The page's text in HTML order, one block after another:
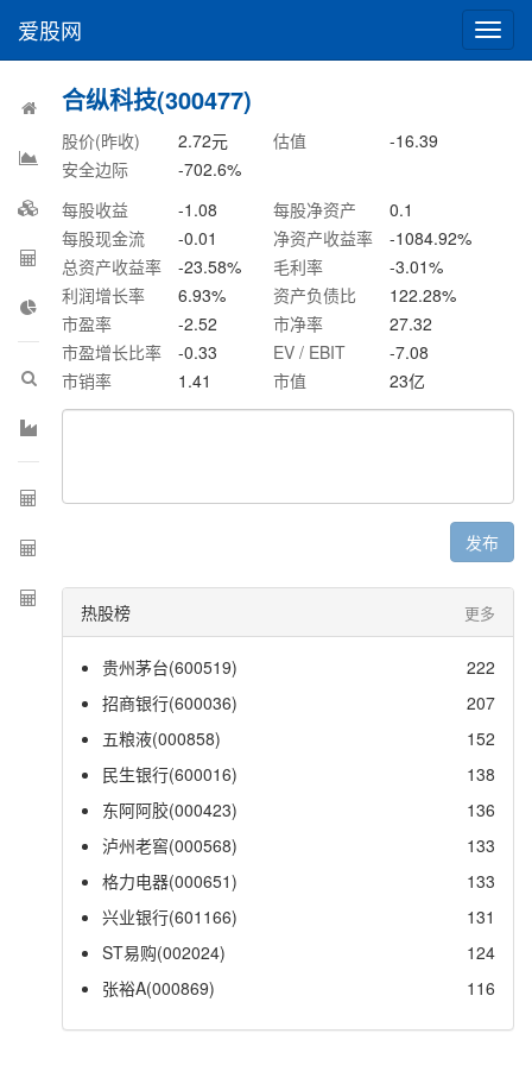
切
换
爱股网
合纵科技(300477)
股价(昨收) 2.72元 估值
-16.39
安全边际
-702.6%
每股收益
-1.08 每股净资产
0.1
每股现金流
-0.01 净资产收益率 -1084.92%
总资产收益率
-23.58% 毛利率 -3.01%
利润增长率
6.93% 资产负债比 122.28%
市盈率
-2.52 市净率
27.32
市盈增长比率
-0.33 EV / EBIT
-7.08
市销率
1.41 市值 23亿
发布
热股榜 更多
贵州茅台(600519)
222
招商银行(600036)
207
五粮液(000858)
152
民生银行(600016)
138
东阿阿胶(000423)
136
泸州老窖(000568)
133
格力电器(000651)
133
兴业银行(601166)
131
ST易购(002024)
124
张裕A(000869)
116